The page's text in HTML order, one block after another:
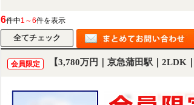
6件中1～6件を表示
会員限定 【3,780万円｜京急蒲田駅｜2LDK